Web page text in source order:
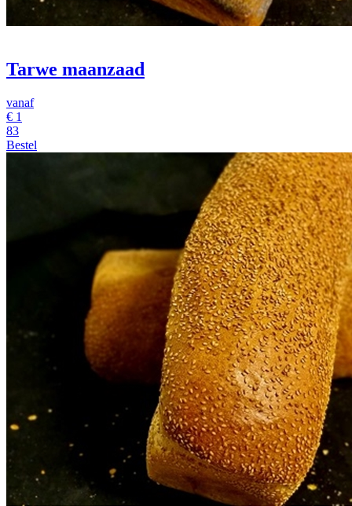
Tarwe maanzaad
vanaf
€ 1
83
Bestel